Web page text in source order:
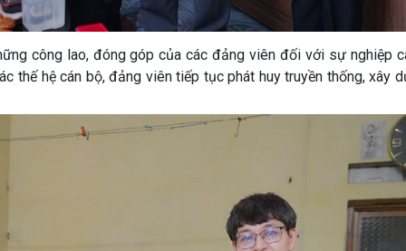
công lao, đóng góp của các đảng viên đối với sự nghiệp
thế hệ cán bộ, đảng viên tiếp tục phát huy truyền thống, xây